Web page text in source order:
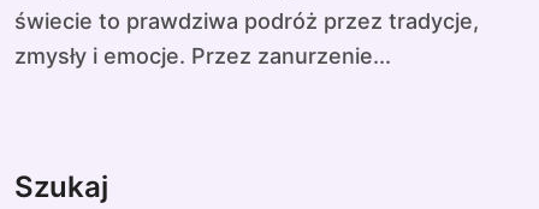
świecie to prawdziwa podróż przez tradycje,
zmysły i emocje. Przez zanurzenie...
Szukaj